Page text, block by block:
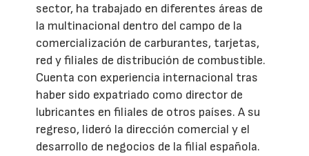
sector, ha trabajado en diferentes áreas de
la multinacional dentro del campo de la
comercialización de carburantes, tarjetas,
red y filiales de distribución de combustible.
Cuenta con experiencia internacional tras
haber sido expatriado como director de
lubricantes en filiales de otros países. A su
regreso, lideró la dirección comercial y el
desarrollo de negocios de la filial española.